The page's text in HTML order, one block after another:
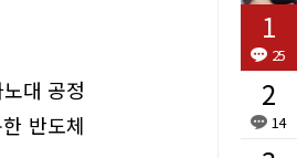
대 공정
반도체
25
14